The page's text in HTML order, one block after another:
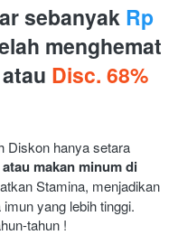
sebanyak Rp
menghemat
atau
Diskon hanya setara
makan minum di
Stamina, menjadikan
yang lebih tinggi.
tahun !